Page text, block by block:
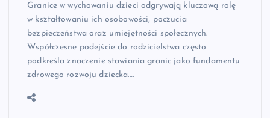
Granice w wychowaniu dzieci odgrywają kluczową rolę
w kształtowaniu ich osobowości, poczucia
bezpieczeństwa oraz umiejętności społecznych.
Współczesne podejście do rodzicielstwa często
podkreśla znaczenie stawiania granic jako fundamentu
zdrowego rozwoju dziecka.…